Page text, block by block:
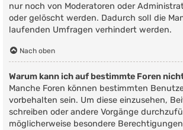
nur noch von Moderatoren oder
oder gelöscht werden. Dadurch soll die
laufenden Umfragen verhindert werden.
Nach oben
Warum kann ich auf bestimmte Foren
Manche Foren können bestimmten
vorbehalten sein. Um diese einzusehen,
schreiben oder andere Vorgänge
möglicherweise besondere